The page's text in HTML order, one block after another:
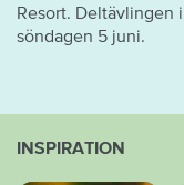
Resort. Deltävlingen
söndagen 5 juni.
INSPIRATION